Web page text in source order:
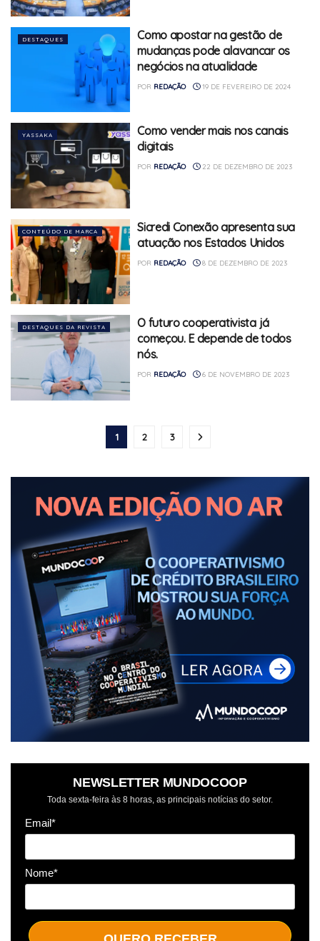
DESTAQUES
Como apostar na gestão de
mudanças pode alavancar os
negócios na atualidade
POR REDAÇÃO 19 DE FEVEREIRO DE 2024
YASSAKA
Como vender mais nos canais
digitais
POR REDAÇÃO 22 DE DEZEMBRO DE 2023
CONTEÚDO DE MARCA
Sicredi Conexão apresenta sua
atuação nos Estados Unidos
POR REDAÇÃO 8 DE DEZEMBRO DE 2023
DESTAQUES DA REVISTA
O futuro cooperativista já
começou. E depende de todos
nós.
POR REDAÇÃO 6 DE NOVEMBRO DE 2023
1 2 3
NEWSLETTER MUNDOCOOP
Toda sexta-feira às 8 horas, as principais notícias do setor.
Email*
Nome*